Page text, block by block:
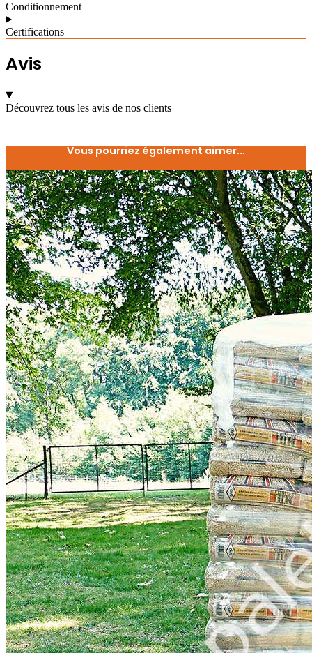
Conditionnement
Certifications
Avis
Découvrez tous les avis de nos clients
Vous pourriez également aimer...